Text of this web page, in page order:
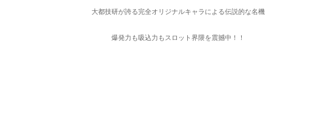
大都技研が誇る完全オリジナルキャラによる伝説的な名機
爆発力も吸込力もスロット界隈を震撼中！！